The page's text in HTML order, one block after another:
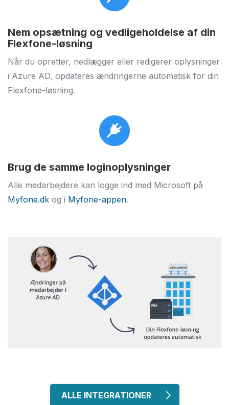
Nem opsætning og vedligeholdelse af din
Flexfone-løsning
Når du opretter, nedlægger eller redigerer oplysninger
i Azure AD, opdateres ændringerne automatisk for din
Flexfone-løsning.
Brug de samme loginoplysninger
Alle medarbejdere kan logge ind med Microsoft på
Myfone.dk og i Myfone-appen.
ALLE INTEGRATIONER